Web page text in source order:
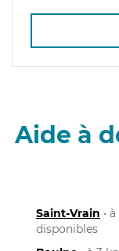
Aide à
Saint-Vrain •
disponibles